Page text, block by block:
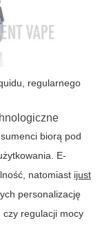
regularnego
biorą pod
E-
natomiast ijust
personalizację
regulacji mocy